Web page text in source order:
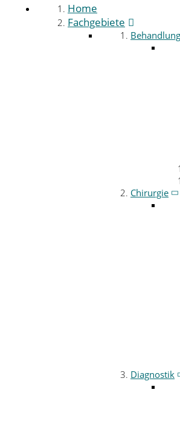
Home
Fachgebiete
Chirurgie
Diagnostik